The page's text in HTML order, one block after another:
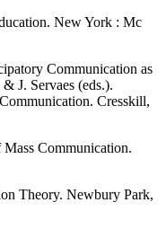
New York : Mc
Communication as
J. Servaes (eds.).
Cresskill,
Communication.
Theory. Newbury Park,